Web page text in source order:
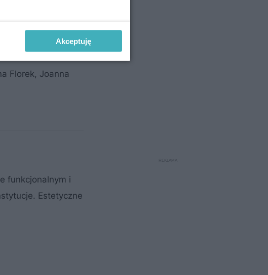
Florek, Joanna
funkcjonalnym i
Estetyczne
Akceptuję